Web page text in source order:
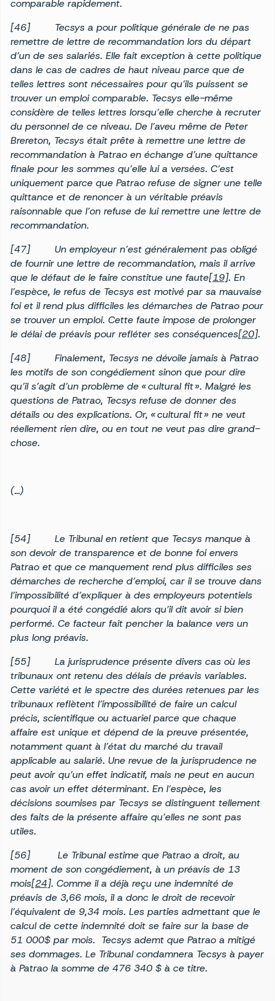
comparable rapidement.
[46] Tecsys a pour politique générale de ne pas
remettre de lettre de recommandation lors du départ
d’un de ses salariés. Elle fait exception à cette politique
dans le cas de cadres de haut niveau parce que de
telles lettres sont nécessaires pour qu’ils puissent se
trouver un emploi comparable. Tecsys elle-même
considère de telles lettres lorsqu’elle cherche à recruter
du personnel de ce niveau. De l’aveu même de Peter
Brereton, Tecsys était prête à remettre une lettre de
recommandation à Patrao en échange d’une quittance
finale pour les sommes qu’elle lui a versées. C’est
uniquement parce que Patrao refuse de signer une telle
quittance et de renoncer à un véritable préavis
raisonnable que l’on refuse de lui remettre une lettre de
recommandation.
[47] Un employeur n’est généralement pas obligé
de fournir une lettre de recommandation, mais il arrive
que le défaut de le faire constitue une faute[19]. En
l’espèce, le refus de Tecsys est motivé par sa mauvaise
foi et il rend plus difficiles les démarches de Patrao pour
se trouver un emploi. Cette faute impose de prolonger
le délai de préavis pour refléter ses conséquences[20].
[48] Finalement, Tecsys ne dévoile jamais à Patrao
les motifs de son congédiement sinon que pour dire
qu’il s’agit d’un problème de « cultural fit ». Malgré les
questions de Patrao, Tecsys refuse de donner des
détails ou des explications. Or, « cultural fit » ne veut
réellement rien dire, ou en tout ne veut pas dire grand-
chose.
(…)
[54] Le Tribunal en retient que Tecsys manque à
son devoir de transparence et de bonne foi envers
Patrao et que ce manquement rend plus difficiles ses
démarches de recherche d’emploi, car il se trouve dans
l’impossibilité d’expliquer à des employeurs potentiels
pourquoi il a été congédié alors qu’il dit avoir si bien
performé. Ce facteur fait pencher la balance vers un
plus long préavis.
[55] La jurisprudence présente divers cas où les
tribunaux ont retenu des délais de préavis variables.
Cette variété et le spectre des durées retenues par les
tribunaux reflètent l’impossibilité de faire un calcul
précis, scientifique ou actuariel parce que chaque
affaire est unique et dépend de la preuve présentée,
notamment quant à l’état du marché du travail
applicable au salarié. Une revue de la jurisprudence ne
peut avoir qu’un effet indicatif, mais ne peut en aucun
cas avoir un effet déterminant. En l’espèce, les
décisions soumises par Tecsys se distinguent tellement
des faits de la présente affaire qu’elles ne sont pas
utiles.
[56] Le Tribunal estime que Patrao a droit, au
moment de son congédiement, à un préavis de 13
mois[24]. Comme il a déjà reçu une indemnité de
préavis de 3,66 mois, il a donc le droit de recevoir
l’équivalent de 9,34 mois. Les parties admettant que le
calcul de cette indemnité doit se faire sur la base de
51 000$ par mois. Tecsys ademt que Patrao a mitigé
ses dommages. Le Tribunal condamnera Tecsys à payer
à Patrao la somme de 476 340 $ à ce titre.